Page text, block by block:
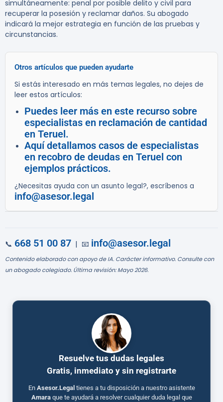
simultáneamente: penal por posible delito y civil para
recuperar la posesión y reclamar daños. Su abogado
indicará la mejor estrategia en función de las pruebas y
circunstancias.
Otros artículos que pueden ayudarte
Si estás interesado en más temas legales, no dejes de
leer estos artículos:
Puedes leer más en este recurso sobre
especialistas en reclamación de cantidad
en Teruel.
Aquí detallamos casos de especialistas
en recobro de deudas en Teruel con
ejemplos prácticos.
¿Necesitas ayuda con un asunto legal?, escríbenos a
info@asesor.legal
📞 668 51 00 87 | 📧 info@asesor.legal
Contenido elaborado con apoyo de IA. Carácter informativo. Consulte con
un abogado colegiado. Última revisión: Mayo 2026.
Resuelve tus dudas legales
Gratis, inmediato y sin registrarte
En Asesor.Legal tienes a tu disposición a nuestro asistente
Amaraque te ayudará a resolver cualquier duda legal que